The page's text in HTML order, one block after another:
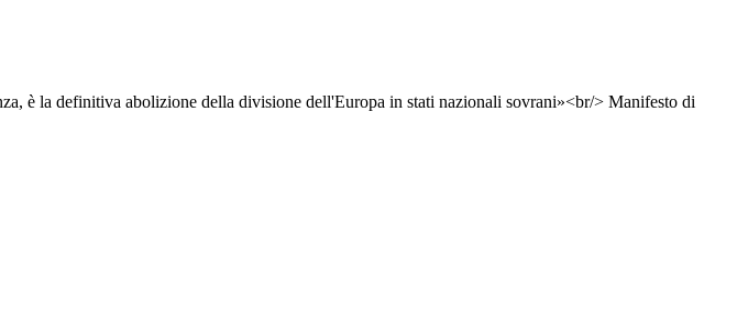
è la definitiva abolizione della divisione dell'Europa in stati nazionali sovrani»<br/> Manifesto di